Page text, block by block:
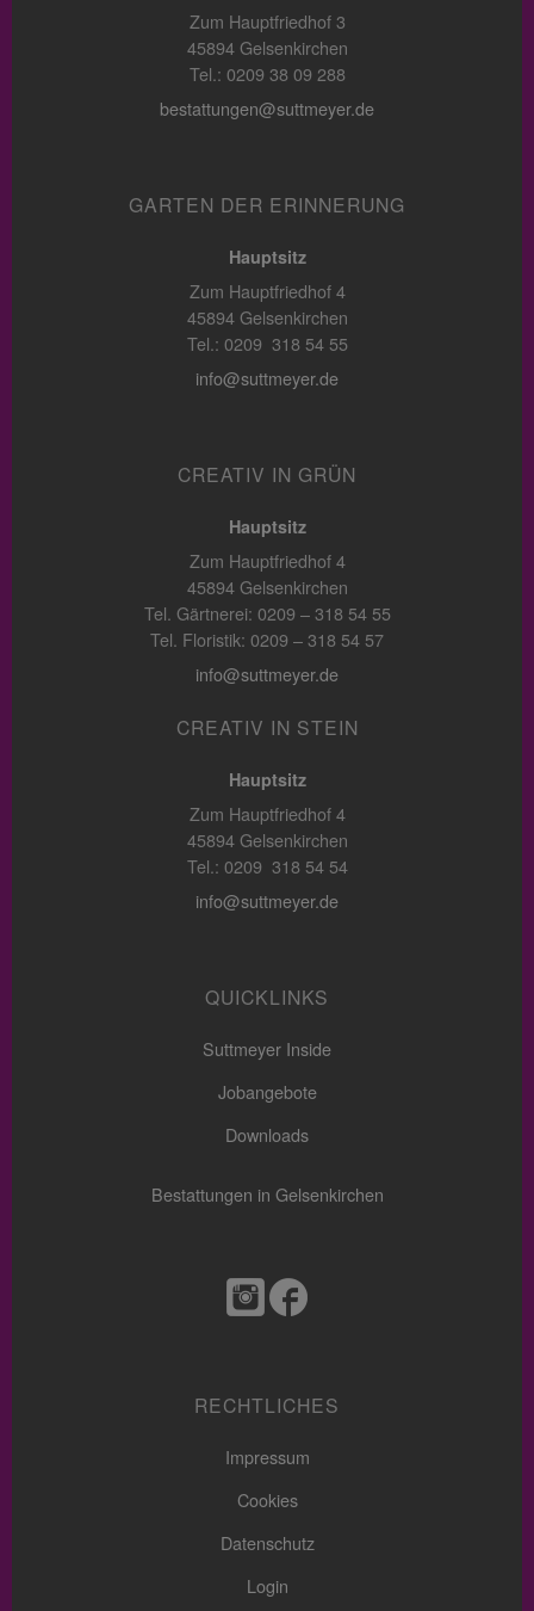
Zum Hauptfriedhof 3
45894 Gelsenkirchen
Tel.: 0209 38 09 288
bestattungen@suttmeyer.de
GARTEN DER ERINNERUNG
Hauptsitz
Zum Hauptfriedhof 4
45894 Gelsenkirchen
Tel.: 0209 318 54 55
info@suttmeyer.de
CREATIV IN GRÜN
Hauptsitz
Zum Hauptfriedhof 4
45894 Gelsenkirchen
Tel. Gärtnerei: 0209 – 318 54 55
Tel. Floristik: 0209 – 318 54 57
info@suttmeyer.de
CREATIV IN STEIN
Hauptsitz
Zum Hauptfriedhof 4
45894 Gelsenkirchen
Tel.: 0209 318 54 54
info@suttmeyer.de
QUICKLINKS
Suttmeyer Inside
Jobangebote
Downloads
Bestattungen in Gelsenkirchen
RECHTLICHES
Impressum
Cookies
Datenschutz
Login